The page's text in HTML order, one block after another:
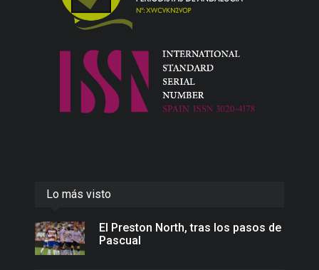
Lo más visto
El Preston North, tras los pasos de
Pascual